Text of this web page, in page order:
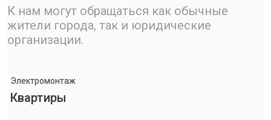
К нам могут обращаться как обычные
жители города, так и юридические
организации.
Электромонтаж
Квартиры